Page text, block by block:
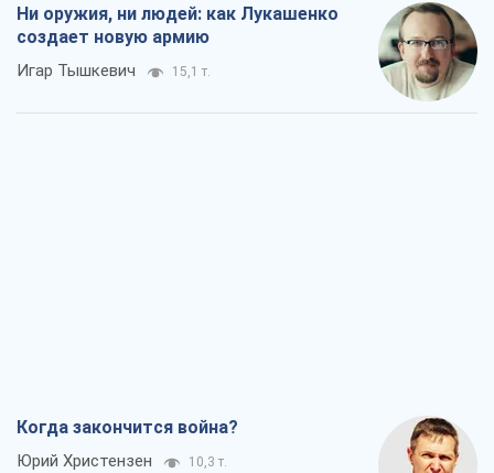
Ни оружия, ни людей: как Лукашенко
создает новую армию
Игар Тышкевич 15,1 т.
Когда закончится война?
Юрий Христензен 10,3 т.